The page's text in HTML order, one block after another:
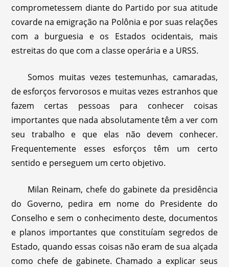
comprometessem diante do Partido por sua atitude
covarde na emigração na Polônia e por suas relações
com a burguesia e os Estados ocidentais, mais
estreitas do que com a classe operária e a URSS.
Somos muitas vezes testemunhas, camaradas,
de esforços fervorosos e muitas vezes estranhos que
fazem certas pessoas para conhecer coisas
importantes que nada absolutamente têm a ver com
seu trabalho e que elas não devem conhecer.
Frequentemente esses esforços têm um certo
sentido e perseguem um certo objetivo.
Milan Reinam, chefe do gabinete da presidência
do Governo, pedira em nome do Presidente do
Conselho e sem o conhecimento deste, documentos
e planos importantes que constituíam segredos de
Estado, quando essas coisas não eram de sua alçada
como chefe de gabinete. Chamado a explicar seus